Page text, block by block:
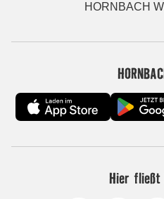
HORNBACH
Hier fließt